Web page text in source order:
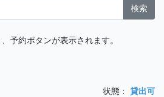
検索
予約ボタンが表示されます。
状態： 貸出可